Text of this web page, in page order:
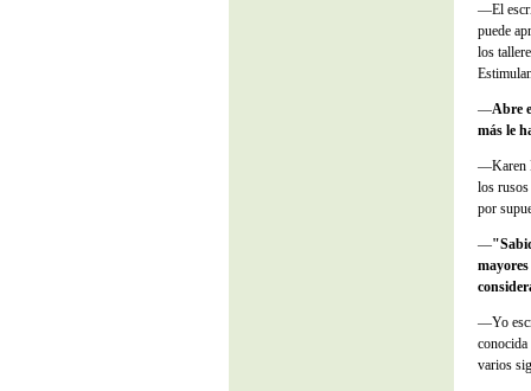
—El
puede
los
—Abre
más le
—Karen
los
por
—
—Yo
conocida
varios